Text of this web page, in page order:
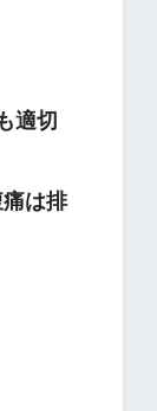
適切
は排